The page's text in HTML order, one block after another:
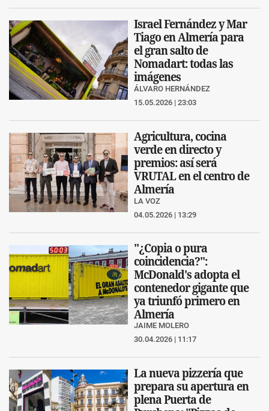
Israel Fernández y Mar
Tiago en Almería para
el gran salto de
Nomadart: todas las
imágenes
ÁLVARO HERNÁNDEZ
15.05.2026 | 23:03
Agricultura, cocina
verde en directo y
premios: así será
VRUTAL en el centro de
Almería
LA VOZ
04.05.2026 | 13:29
"¿Copia o pura
coincidencia?":
McDonald's adopta el
contenedor gigante que
ya triunfó primero en
Almería
JAIME MOLERO
30.04.2026 | 11:17
La nueva pizzería que
prepara su apertura en
plena Puerta de